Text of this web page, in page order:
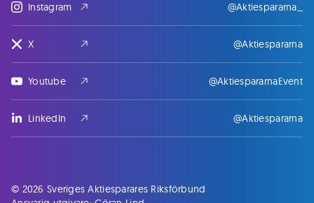
Instagram @Aktiespararna_
X @Aktiespararna
Youtube @AktiespararnaEvent
LinkedIn @Aktiespararna
© 2026 Sveriges Aktiesparares Riksförbund